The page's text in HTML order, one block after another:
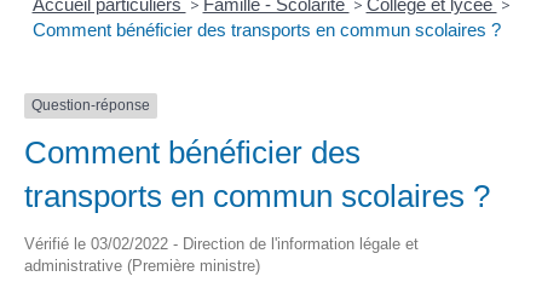
Accueil particuliers > Famille - Scolarité > Collège et lycée >
Comment bénéficier des transports en commun scolaires ?
Question-réponse
Comment bénéficier des
transports en commun scolaires ?
Vérifié le 03/02/2022 - Direction de l'information légale et
administrative (Première ministre)